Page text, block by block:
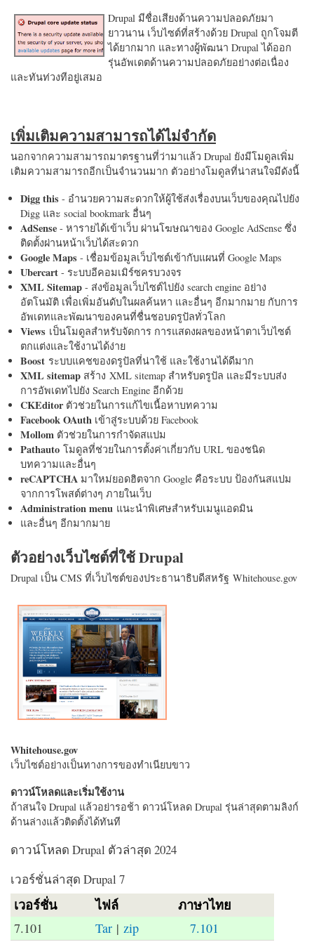
Drupal มีชื่อเสียงด้านความปลอดภัยมา
ยาวนาน เว็บไซต์ที่สร้างด้วย Drupal ถูกโจมตี
ได้ยากมาก และทางผู้พัฒนา Drupal ได้ออก
รุ่นอัพเดตด้านความปลอดภัยอย่างต่อเนื่อง
และทันท่วงทีอยู่เสมอ
เพิ่มเติมความสามารถได้ไม่จำกัด
นอกจากความสามารถมาตรฐานที่ว่ามาแล้ว Drupal ยังมีโมดูลเพิ่ม
เติมความสามารถอีกเป็นจำนวนมาก ตัวอย่างโมดูลที่น่าสนใจมีดังนี้
Digg this - อำนวยความสะดวกให้ผู้ใช้ส่งเรื่องบนเว็บของคุณไปยัง
Digg และ social bookmark อื่นๆ
AdSense - หารายได้เข้าเว็บ ผ่านโฆษณาของ Google AdSense ซึ่ง
ติดตั้งผ่านหน้าเว็บได้สะดวก
Google Maps - เชื่อมข้อมูลเว็บไซต์เข้ากับแผนที่ Google Maps
Ubercart - ระบบอีคอมเมิร์ซครบวงจร
XML Sitemap - ส่งข้อมูลเว็บไซต์ไปยัง search engine อย่าง
อัตโนมัติ เพื่อเพิ่มอันดับในผลค้นหา และอื่นๆ อีกมากมาย กับการ
อัพเดทและพัฒนาของคนที่ชื่นชอบดรูปัลทั่วโลก
Views เป็นโมดูลสำหรับจัดการ การแสดงผลของหน้าตาเว็บไซต์
ตกแต่งและใช้งานได้ง่าย
Boost ระบบแคชของดรูปัลที่น่าใช้ และใช้งานได้ดีมาก
XML sitemap สร้าง XML sitemap สำหรับดรูปัล และมีระบบส่ง
การอัพเดทไปยัง Search Engine อีกด้วย
CKEditorตัวช่วยในการแก้ไขเนื้อหาบทความ
Facebook OAuth เข้าสู่ระบบด้วย Facebook
Mollom ตัวช่วยในการกำจัดสแปม
Pathauto โมดูลที่ช่วยในการตั้งค่าเกี่ยวกับ URL ของชนิด
บทความและอื่นๆ
reCAPTCHA มาใหม่ยอดฮิตจาก Google คือระบบ ป้องกันสแปม
จากการโพสต์ต่างๆ ภายในเว็บ
Administration menu แนะนำพิเศษสำหรับเมนูแอดมิน
และอื่นๆ อีกมากมาย
ตัวอย่างเว็บไซต์ที่ใช้ Drupal
Drupal เป็น CMS ที่เว็บไซต์ของประธานาธิบดีสหรัฐ Whitehouse.gov
Whitehouse.gov
เว็บไซต์อย่างเป็นทางการของทำเนียบขาว
ดาวน์โหลดและเริ่มใช้งาน
ถ้าสนใจ Drupal แล้วอย่ารอช้า ดาวน์โหลด Drupal รุ่นล่าสุดตามลิงก์
ด้านล่างแล้วติดตั้งได้ทันที
ดาวน์โหลด Drupal ตัวล่าสุด 2024
เวอร์ชั่นล่าสุด Drupal 7
เวอร์ชั่น ไฟล์ ภาษาไทย
7.101 Tar |zip 7.101